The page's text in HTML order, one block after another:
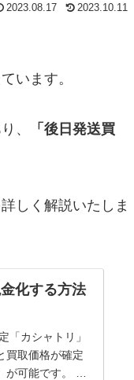
2023.08.17 2023.10.11
います。
、 「 後日発送買
しく解説いたしま
化する方法
「カシャトリ」
買取価格が確定
可能です。 本